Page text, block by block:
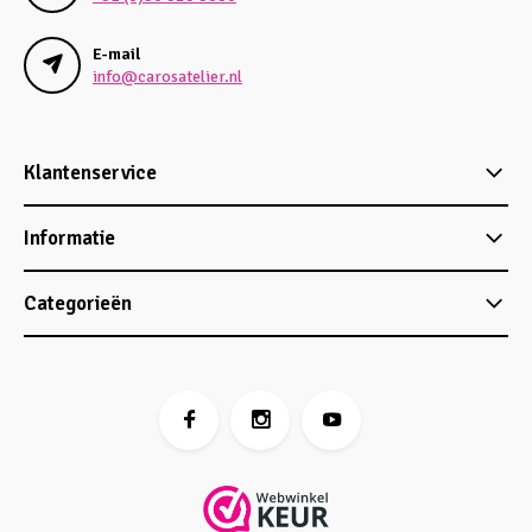
E-mail
info@carosatelier.nl
Klantenservice
Informatie
Categorieën